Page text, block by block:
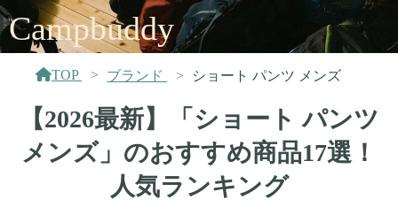
Campbuddy
TOP ブランド ショート パンツ メンズ
【2026最新】「ショート パンツ
メンズ」のおすすめ商品17選！
人気ランキング